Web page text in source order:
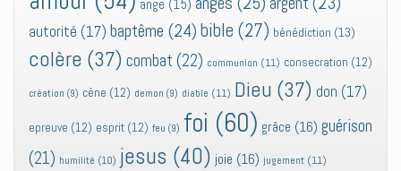
ange (15)
autorité (17) baptême (24) bible (27) bénédiction (13)
colère (37) combat (22) communion (11) consecration (12)
création (9) cène (12) demon (9) diable (11) Dieu (37) don (17)
epreuve (12) esprit (12) feu (9) foi (60) grâce (16) guérison
(21) humilité (10) jesus (40) joie (16) jugement (11)